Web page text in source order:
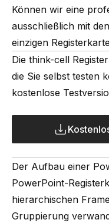
Können wir eine
ausschließlich mit
einzigen
Die think-cell
die Sie selbst testen
kostenlose
Der Aufbau einer
PowerPoint-
hierarchischen
Gruppierung